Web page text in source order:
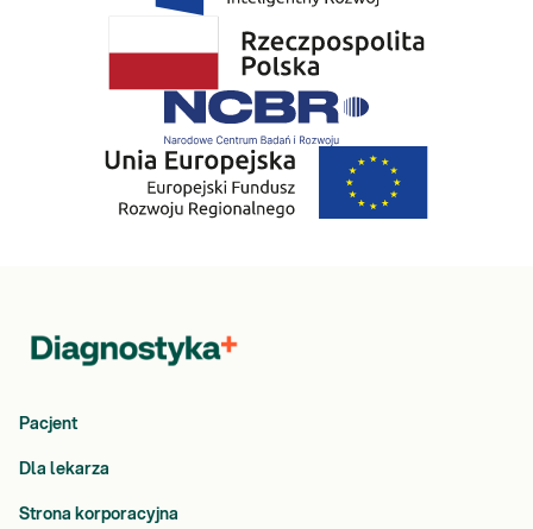
Pacjent
Dla lekarza
Strona korporacyjna